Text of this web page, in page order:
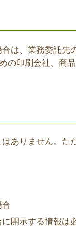
は、業務委託先
の印刷会社、商品
ありません。た
合
開示する情報は